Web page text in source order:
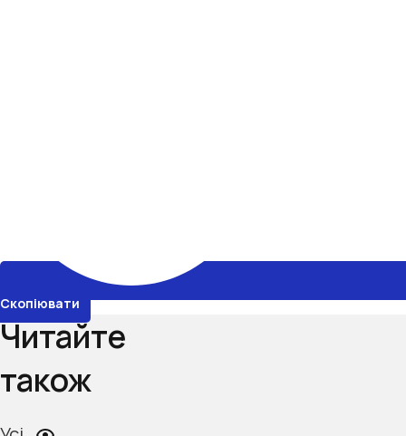
Скопіювати
Читайте
також